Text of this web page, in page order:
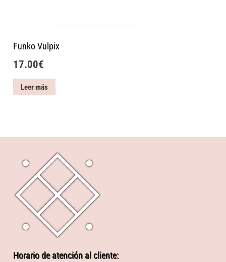
Funko Vulpix
17.00€
Leer más
Horario de atención al cliente: